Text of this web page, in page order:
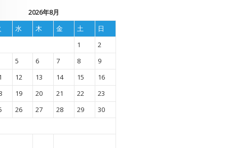
2026年8月
水 木 金 土
日
1
2
5
6 7 8
9
12 13 14 15
16
19 20 21 22
23
26 27 28 29 30